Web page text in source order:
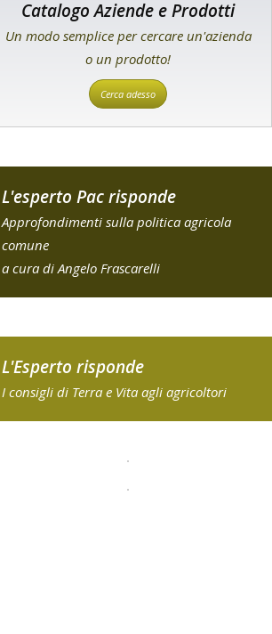
Catalogo Aziende e Prodotti
Un modo semplice per cercare un'azienda
o un prodotto!
Cerca adesso
L'esperto Pac risponde
Approfondimenti sulla politica agricola
comune
a cura di Angelo Frascarelli
L'Esperto risponde
I consigli di Terra e Vita agli agricoltori